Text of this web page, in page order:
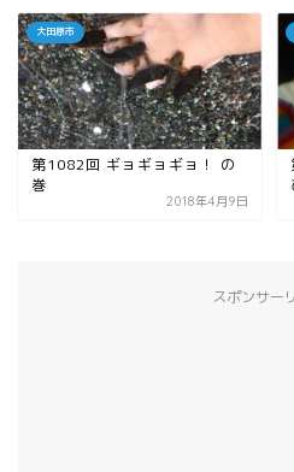
大田原市
第1082回 ギョギョギョ！ の
巻
2018年4月9日
スポンサー